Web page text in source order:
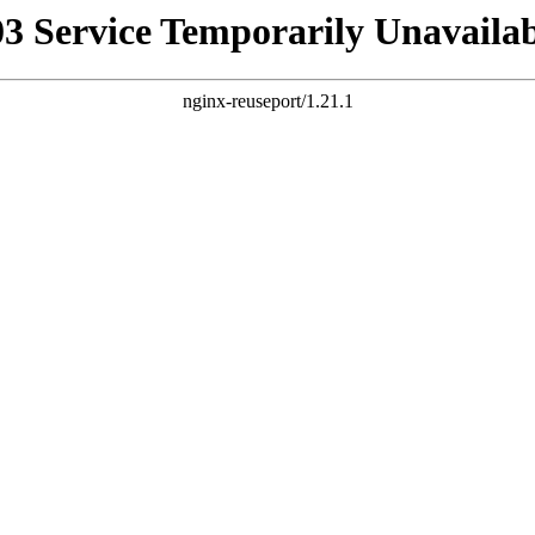
Service Temporarily
nginx-reuseport/1.21.1